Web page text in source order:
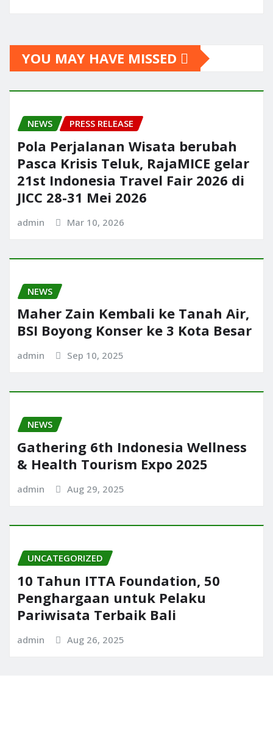
YOU MAY HAVE MISSED
NEWS PRESS RELEASE
Pola Perjalanan Wisata berubah
Pasca Krisis Teluk, RajaMICE gelar
21st Indonesia Travel Fair 2026 di
JICC 28-31 Mei 2026
admin Mar 10, 2026
NEWS
Maher Zain Kembali ke Tanah Air,
BSI Boyong Konser ke 3 Kota Besar
admin Sep 10, 2025
NEWS
Gathering 6th Indonesia Wellness
& Health Tourism Expo 2025
admin Aug 29, 2025
UNCATEGORIZED
10 Tahun ITTA Foundation, 50
Penghargaan untuk Pelaku
Pariwisata Terbaik Bali
admin Aug 26, 2025